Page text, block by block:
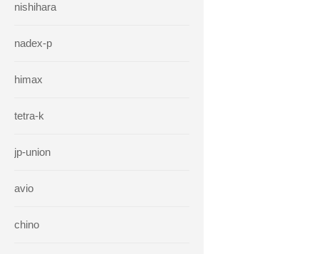
nishihara
nadex-p
himax
tetra-k
jp-union
avio
chino